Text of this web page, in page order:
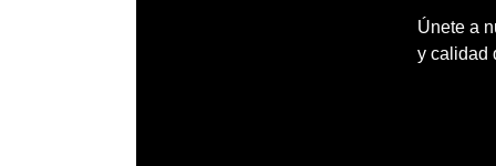
Únete a
y calidad